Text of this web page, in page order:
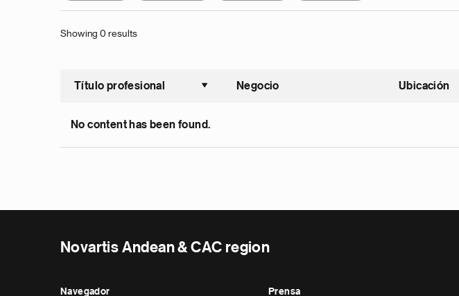
Showing 0 results
Título profesional
Ordenar ascendente
Negocio Ubicación
No content has been found.
Novartis Andean & CAC region
Navegador Prensa